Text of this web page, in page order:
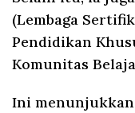
(Lembaga
Pendidikan
Komunitas
Ini